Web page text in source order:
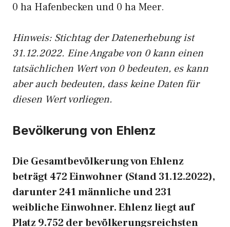
0 ha Hafenbecken und 0 ha Meer.
Hinweis: Stichtag der Datenerhebung ist
31.12.2022. Eine Angabe von 0 kann einen
tatsächlichen Wert von 0 bedeuten, es kann
aber auch bedeuten, dass keine Daten für
diesen Wert vorliegen.
Bevölkerung von Ehlenz
Die Gesamtbevölkerung von Ehlenz
beträgt 472 Einwohner (Stand 31.12.2022),
darunter 241 männliche und 231
weibliche Einwohner. Ehlenz liegt auf
Platz 9.752 der bevölkerungsreichsten